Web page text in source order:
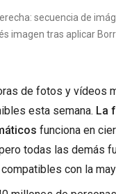
secuencia de
imagen tras aplicar
de fotos y vídeos
esta semana. La
funciona en
todas las demás
con la